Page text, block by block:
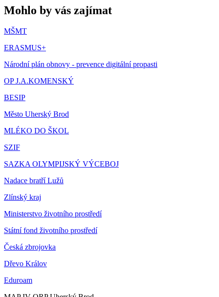
Mohlo by vás zajímat
MŠMT
ERASMUS+
Národní plán obnovy - prevence digitální propasti
OP J.A.KOMENSKÝ
BESIP
Město Uherský Brod
MLÉKO DO ŠKOL
SZIF
SAZKA OLYMPIJSKÝ VÝCEBOJ
Nadace bratří Lužů
Zlínský kraj
Ministerstvo životního prostředí
Státní fond životního prostředí
Česká zbrojovka
Dřevo Králov
Eduroam